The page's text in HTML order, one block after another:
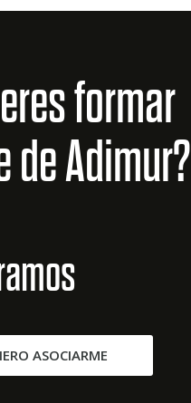
formar
de Adimur?
ASOCIARME